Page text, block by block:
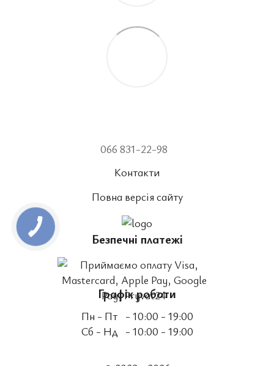
066 831-22-98
Контакти
Повна версія сайту
Безпечні платежі
Графік роботи
Пн - Пт - 10:00 - 19:00
Сб - Нд - 10:00 - 19:00